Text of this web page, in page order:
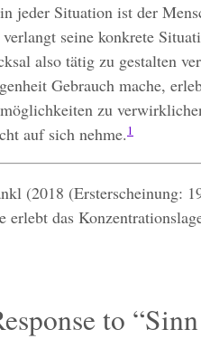
jeder Situation ist der
seine konkrete
also tätig zu gestalten
Gebrauch mache,
zu
auf sich nehme.1
(2018 (Ersterscheinung:
erlebt das
to